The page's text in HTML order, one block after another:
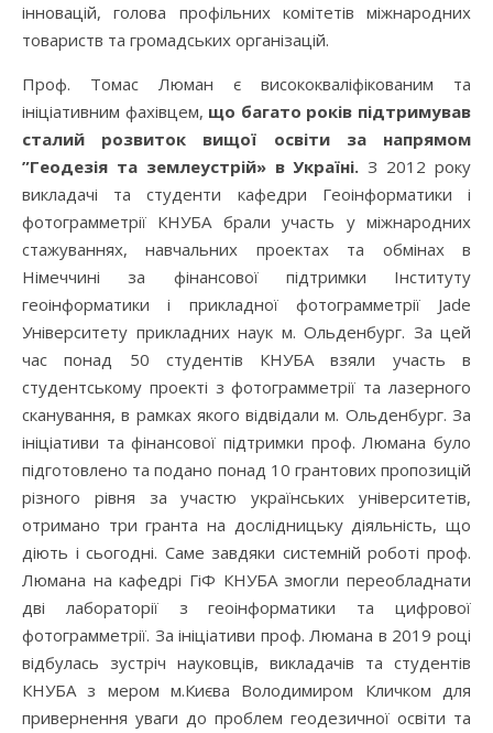
інновацій, голова профільних комітетів міжнародних
товариств та громадських організацій.
Проф. Томас Люман є висококваліфікованим та
ініціативним фахівцем, що багато років підтримував
сталий розвиток вищої освіти за напрямом
”Геодезія та землеустрій» в Україні. З 2012 року
викладачі та студенти кафедри Геоінформатики і
фотограмметрії КНУБА брали участь у міжнародних
стажуваннях, навчальних проектах та обмінах в
Німеччині за фінансової підтримки Інституту
геоінформатики і прикладної фотограмметрії Jade
Університету прикладних наук м. Ольденбург. За цей
час понад 50 студентів КНУБА взяли участь в
студентському проекті з фотограмметрії та лазерного
сканування, в рамках якого відвідали м. Ольденбург. За
ініціативи та фінансової підтримки проф. Люмана було
підготовлено та подано понад 10 грантових пропозицій
різного рівня за участю українських університетів,
отримано три гранта на дослідницьку діяльність, що
діють і сьогодні. Саме завдяки системній роботі проф.
Люмана на кафедрі ГіФ КНУБА змогли переобладнати
дві лабораторії з геоінформатики та цифрової
фотограмметрії. За ініціативи проф. Люмана в 2019 році
відбулась зустріч науковців, викладачів та студентів
КНУБА з мером м.Києва Володимиром Кличком для
привернення уваги до проблем геодезичної освіти та